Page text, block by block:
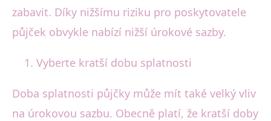
zabavit. Díky nižšímu riziku pro poskytovatele
půjček obvykle nabízí nižší úrokové sazby.
Vyberte kratší dobu splatnosti
Doba splatnosti půjčky může mít také velký vliv
na úrokovou sazbu. Obecně platí, že kratší doby